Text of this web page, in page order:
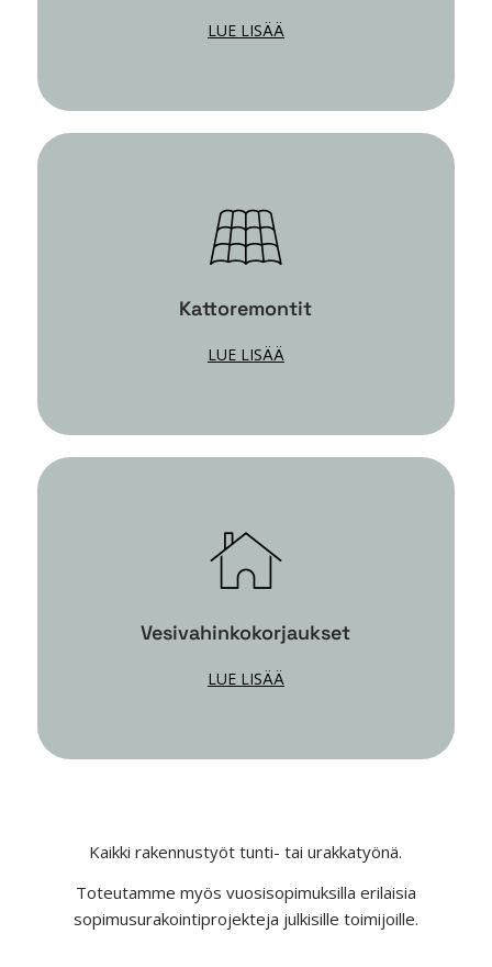
LUE LISÄÄ
Kattoremontit
LUE LISÄÄ
Vesivahinkokorjaukset
LUE LISÄÄ
Kaikki rakennustyöt tunti- tai urakkatyönä.
Toteutamme myös vuosisopimuksilla erilaisia
sopimusurakointiprojekteja julkisille toimijoille.